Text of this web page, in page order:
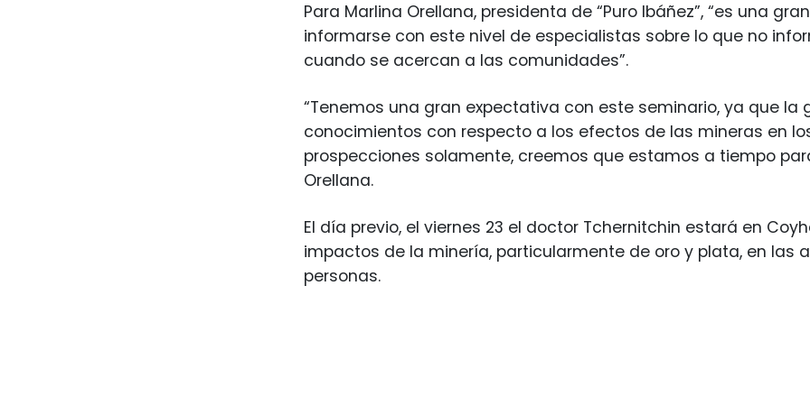
Para Marlina Orellana, presidenta de “Puro Ibáñez”, “es una
informarse con este nivel de especialistas sobre lo que no
cuando se acercan a las comunidades”.
“Tenemos una gran expectativa con este seminario, ya que la
conocimientos con respecto a los efectos de las mineras en
prospecciones solamente, creemos que estamos a tiempo
Orellana.
El día previo, el viernes 23 el doctor Tchernitchin estará en
impactos de la minería, particularmente de oro y plata, en las
personas.